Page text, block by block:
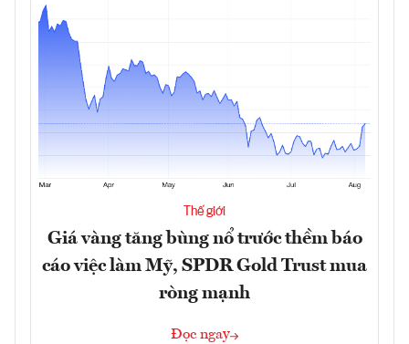
Thế giới
Giá vàng tăng bùng nổ trước thềm báo
cáo việc làm Mỹ, SPDR Gold Trust mua
ròng mạnh
Đọc ngay